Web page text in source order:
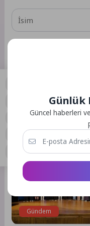
Daha sonraki
adresim ve site
Benzer Yazılar
Gündem
Günlük
Güncel haberleri